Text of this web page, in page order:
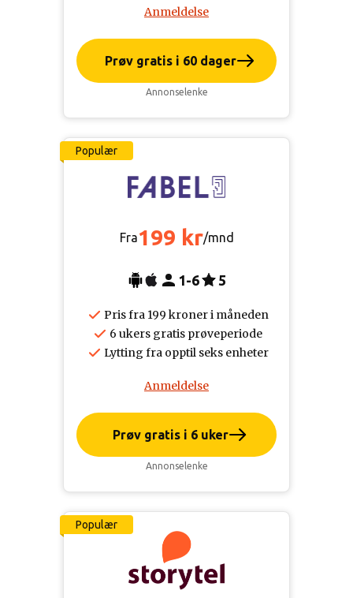
Anmeldelse
Prøv gratis i 60 dager
Annonselenke
Populær
Fra199 kr/mnd
1-6 5
Pris fra 199 kroner i måneden
6 ukers gratis prøveperiode
Lytting fra opptil seks enheter
Anmeldelse
Prøv gratis i 6 uker
Annonselenke
Populær